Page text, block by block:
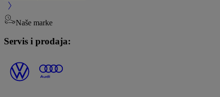
Naše marke
Servis i prodaja: